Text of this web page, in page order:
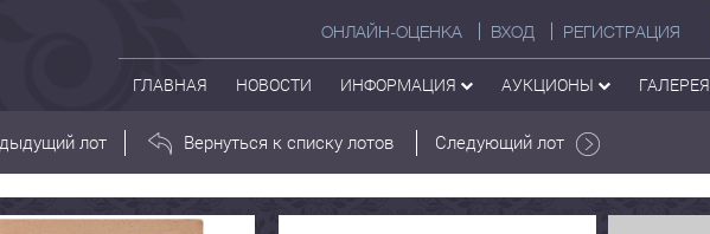
ОНЛАЙН-ОЦЕНКА ВХОД РЕГИСТРАЦИЯ
ГЛАВНАЯ НОВОСТИ ИНФОРМАЦИЯ АУКЦИОНЫ ГАЛЕРЕЯ
лот Вернуться к списку лотов Следующий лот